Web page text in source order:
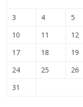
3
4 5
10
11 12
17
18 19
24
25 26
31